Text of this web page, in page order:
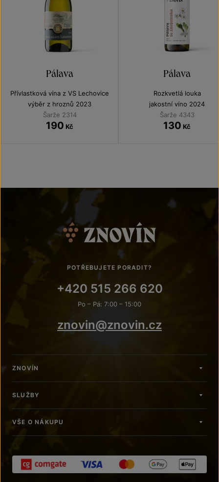
Pálava
Přívlastková vína z VS Lechovice
výběr z hroznů 2023
Šarže 2314
190 Kč
Pálava
Rozkvetlá louka
jakostní víno 2024
Šarže 4343
130 Kč
POTŘEBUJETE PORADIT?
+420 515 266 620
Po – Pá: 7:00 – 15:00
znovin@znovin.cz
ZNOVÍN
SLUŽBY
VŠE O NÁKUPU